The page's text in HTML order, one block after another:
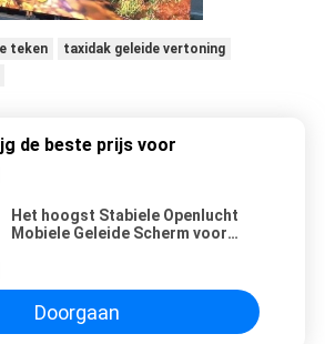
teken
taxidak geleide vertoning
de beste prijs voor
Het hoogst Stabiele Openlucht
Mobiele Geleide Scherm voor
Doorgaan